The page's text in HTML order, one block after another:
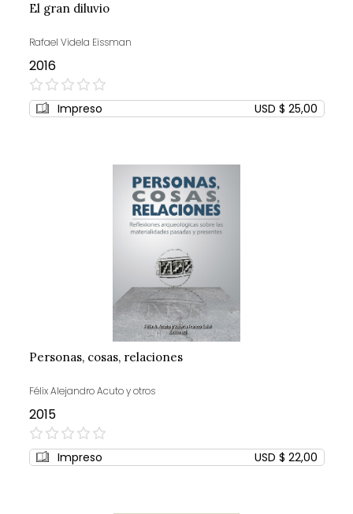
El gran diluvio
Rafael Videla Eissman
2016
0%
Impreso USD $ 25,00
Personas, cosas, relaciones
Félix Alejandro Acuto y otros
2015
0%
Impreso USD $ 22,00